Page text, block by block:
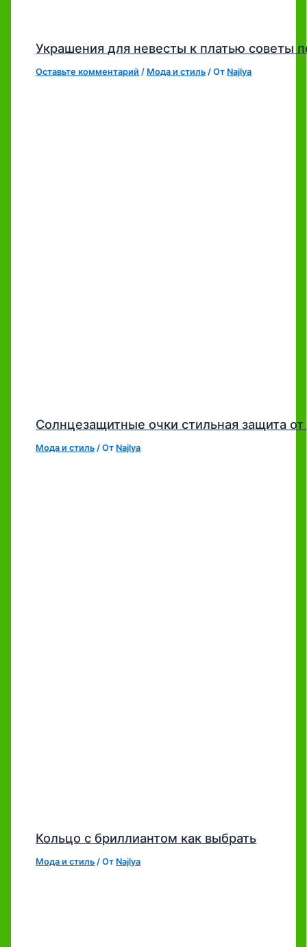
Украшения для невесты к платью советы
Оставьте комментарий / Мода и стиль / От Najlya
Солнцезащитные очки стильная защита
Мода и стиль / От Najlya
Кольцо с бриллиантом как выбрать
Мода и стиль / От Najlya